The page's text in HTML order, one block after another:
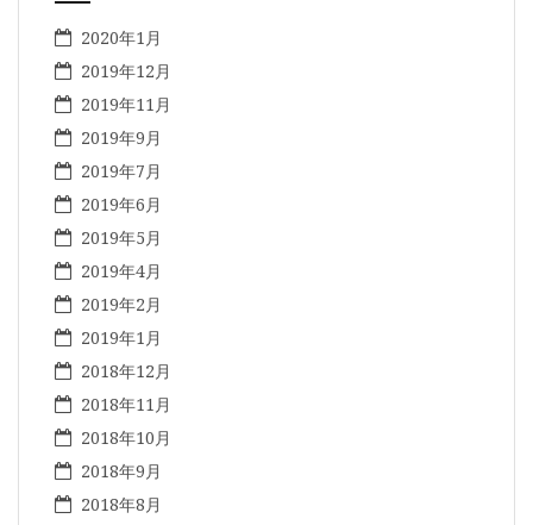
2020年1月
2019年12月
2019年11月
2019年9月
2019年7月
2019年6月
2019年5月
2019年4月
2019年2月
2019年1月
2018年12月
2018年11月
2018年10月
2018年9月
2018年8月